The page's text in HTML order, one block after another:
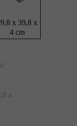
x 39,8 x
4 cm
x